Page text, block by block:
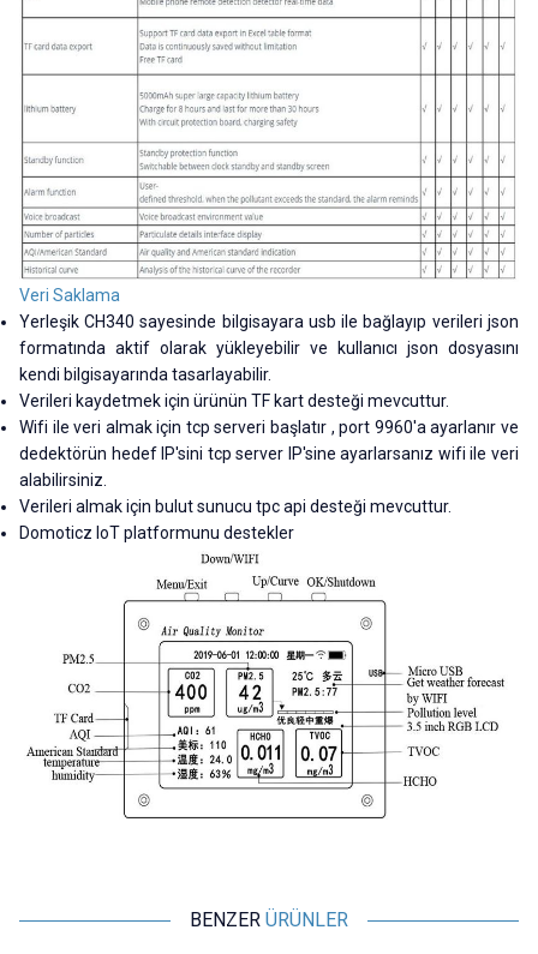
Veri Saklama
Yerleşik CH340 sayesinde bilgisayara usb ile bağlayıp verileri json
formatında aktif olarak yükleyebilir ve kullanıcı json dosyasını
kendi bilgisayarında tasarlayabilir.
Verileri kaydetmek için ürünün TF kart desteği mevcuttur.
Wifi ile veri almak için tcp serveri başlatır , port 9960'a ayarlanır ve
dedektörün hedef IP'sini tcp server IP'sine ayarlarsanız wifi ile veri
alabilirsiniz.
Verileri almak için bulut sunucu tpc api desteği mevcuttur.
Domoticz IoT platformunu destekler
BENZER ÜRÜNLER